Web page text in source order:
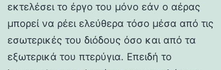
εκτελέσει το έργο του μόνο εάν ο αέρας
μπορεί να ρέει ελεύθερα τόσο μέσα από τις
εσωτερικές του διόδους όσο και από τα
εξωτερικά του πτερύγια. Επειδή το